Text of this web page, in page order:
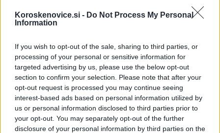
Koroskenovice.si - Do Not Process My Personal
Information
If you wish to opt-out of the sale, sharing to third parties, or
processing of your personal or sensitive information for
targeted advertising by us, please use the below opt-out
section to confirm your selection. Please note that after your
opt-out request is processed you may continue seeing
interest-based ads based on personal information utilized by
us or personal information disclosed to third parties prior to
your opt-out. You may separately opt-out of the further
disclosure of your personal information by third parties on the
Kategorije: Črna kronika
Ključne besede: gasilci oviran promet
policija
promet
prometna nesreča reševalci
Več iz kraja Slovenj Gradec